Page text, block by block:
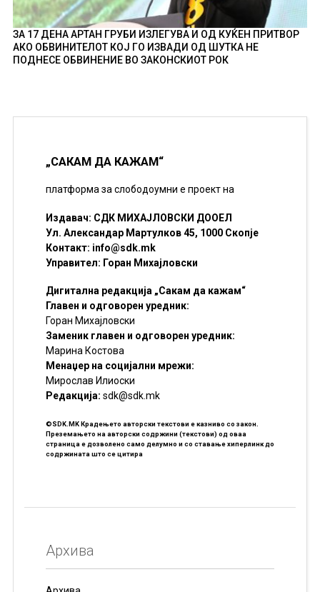
ЗА 17 ДЕНА АРТАН ГРУБИ ИЗЛЕГУВА И ОД КУЌЕН ПРИТВОР
АКО ОБВИНИТЕЛОТ КОЈ ГО ИЗВАДИ ОД ШУТКА НЕ
ПОДНЕСЕ ОБВИНЕНИЕ ВО ЗАКОНСКИОТ РОК
„САКАМ ДА КАЖАМ“
платформа за слободоумни е проект на
Издавач: СДК МИХАЈЛОВСКИ ДООЕЛ
Ул. Александар Мартулков 45, 1000 Скопје
Контакт: info@sdk.mk
Управител: Горан Михајловски
Дигитална редакција „Сакам да кажам“
Главен и одговорен уредник:
Горан Михајловски
Заменик главен и одговорен уредник:
Марина Костова
Менаџер на социјални мрежи:
Мирослав Илиоски
Редакцијa: sdk@sdk.mk
©SDK.MK Крадењето авторски текстови е казниво со закон.
Преземањето на авторски содржини (текстови) од оваа
страница е дозволено само делумно и со ставање хиперлинк до
содржината што се цитира
Архива